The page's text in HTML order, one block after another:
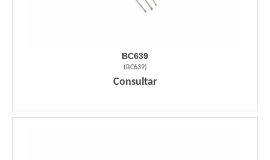
BC639
( BC639)
Consultar